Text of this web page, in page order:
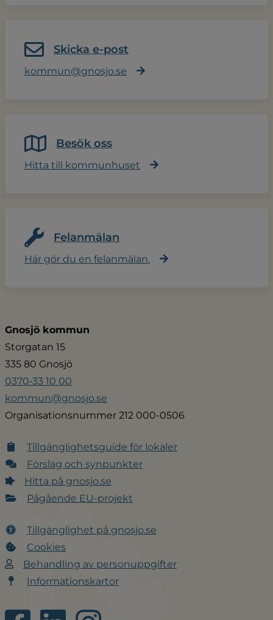
Skicka e-post
kommun@gnosjo.se
Besök oss
Hitta till kommunhuset
Felanmälan
Här gör du en felanmälan.
Gnosjö kommun
Storgatan 15
335 80 Gnosjö
0370‑33 10 00
kommun@gnosjo.se
Organisationsnummer 212 000-0506
Tillgänglighetsguide för lokaler
Förslag och synpunkter
Hitta på gnosjo.se
Pågående EU-projekt
Tillgänglighet på gnosjo.se
Cookies
Behandling av personuppgifter
Informationskartor